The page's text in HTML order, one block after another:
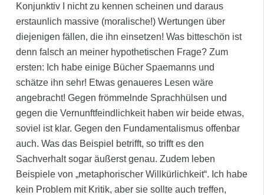
Konjunktiv I nicht zu kennen scheinen und daraus
erstaunlich massive (moralische!) Wertungen über
diejenigen fällen, die ihn einsetzen! Was bitteschön ist
denn falsch an meiner hypothetischen Frage? Zum
ersten: Ich habe einige Bücher Spaemanns und
schätze ihn sehr! Etwas genaueres Lesen wäre
angebracht! Gegen frömmelnde Sprachhülsen und
gegen die Vernunftfeindlichkeit haben wir beide etwas,
soviel ist klar. Gegen den Fundamentalismus offenbar
auch. Was das Beispiel betrifft, so trifft es den
Sachverhalt sogar äußerst genau. Zudem leben
Beispiele von „metaphorischer Willkürlichkeit“. Ich habe
kein Problem mit Kritik, aber sie sollte auch treffen,